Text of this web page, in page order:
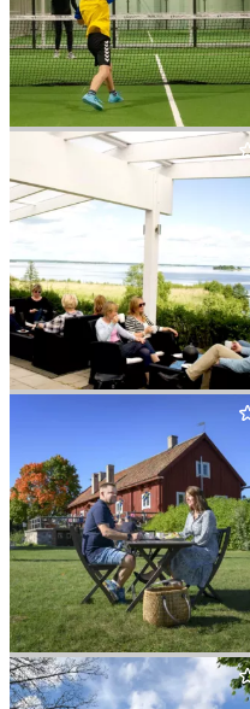
KUNGSÖRSTORP SPORTS
CLUB
KUNGSÖRSTORP HOTELL
KONFERENS
HIM­MELS­BER­GA HEMBAKT